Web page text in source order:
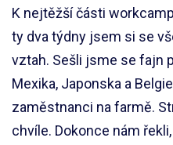
K nejtěžší části
ty dva týdny jsem si se
vztah. Sešli jsme se fajn
Mexika, Japonska a
zaměstnanci na farmě.
chvíle. Dokonce nám